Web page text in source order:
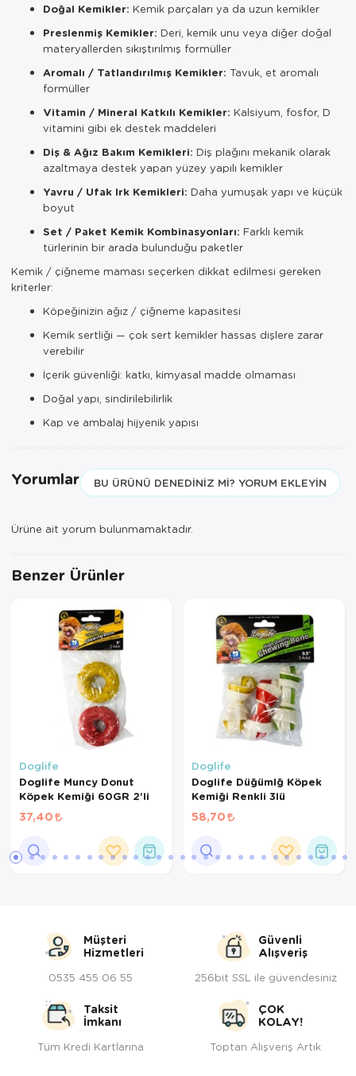
Doğal Kemikler: Kemik parçaları ya da uzun kemikler
Preslenmiş Kemikler: Deri, kemik unu veya diğer doğal
materyallerden sıkıştırılmış formüller
Aromalı / Tatlandırılmış Kemikler: Tavuk, et aromalı
formüller
Vitamin / Mineral Katkılı Kemikler: Kalsiyum, fosfor, D
vitamini gibi ek destek maddeleri
Diş & Ağız Bakım Kemikleri: Diş plağını mekanik olarak
azaltmaya destek yapan yüzey yapılı kemikler
Yavru / Ufak Irk Kemikleri: Daha yumuşak yapı ve küçük
boyut
Set / Paket Kemik Kombinasyonları: Farklı kemik
türlerinin bir arada bulunduğu paketler
Kemik / çiğneme maması seçerken dikkat edilmesi gereken
kriterler:
Köpeğinizin ağız / çiğneme kapasitesi
Kemik sertliği — çok sert kemikler hassas dişlere zarar
verebilir
İçerik güvenliği: katkı, kimyasal madde olmaması
Doğal yapı, sindirilebilirlik
Kap ve ambalaj hijyenik yapısı
Yorumlar BU ÜRÜNÜ DENEDINIZ MI? YORUM EKLEYIN
Ürüne ait yorum bulunmamaktadır.
Benzer Ürünler
Doglife
Doglife Muncy Donut
Köpek Kemiği 60GR 2'li
37,40
Doglife
Doglife Düğümlğ Köpek
Kemiği Renkli 3lü
58,70
Müşteri
Hizmetleri
0535 455 06 55
Güvenli
Alışveriş
256bit SSL ile güvendesiniz
Taksit
İmkanı
Tüm Kredi Kartlarına
ÇOK
KOLAY!
Toptan Alışveriş Artık